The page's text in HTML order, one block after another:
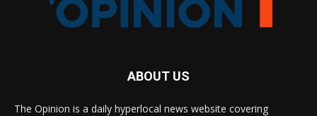
ABOUT US
The Opinion is a daily hyperlocal news website covering